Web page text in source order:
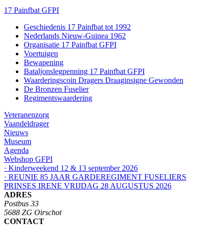
17 Painfbat GFPI
Geschiedenis 17 Painfbat tot 1992
Nederlands Nieuw-Guinea 1962
Organisatie 17 Painfbat GFPI
Voertuigen
Bewapening
Bataljonslegpenning 17 Painfbat GFPI
Waarderingscoin Dragers Draaginsigne Gewonden
De Bronzen Fuselier
Regimentswaardering
Veteranenzorg
Vaandeldrager
Nieuws
Museum
Agenda
Webshop GFPI
· Kinderweekend 12 & 13 september 2026
· REUNIE 85 JAAR GARDEREGIMENT FUSELIERS
PRINSES IRENE VRIJDAG 28 AUGUSTUS 2026
ADRES
Postbus 33
5688 ZG Oirschot
CONTACT